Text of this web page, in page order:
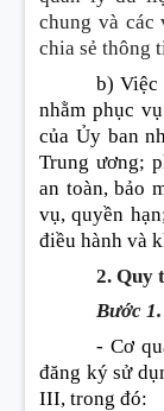
chung và các
chia sẻ thông
b) Việc
nhằm phục
của Ủy ban
Trung ương;
an toàn, bảo
vụ, quyền
điều hành và
2. Quy
Bước
- Cơ
đăng ký sử
III, trong đó: